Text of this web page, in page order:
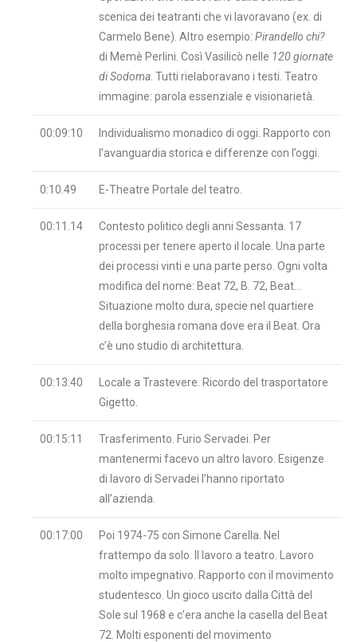
scenica dei teatranti che vi lavoravano (ex. di
Carmelo Bene). Altro esempio: Pirandello chi?
di Memè Perlini. Così Vasilicò nelle 120 giornate
di Sodoma . Tutti rielaboravano i testi. Teatro
immagine: parola essenziale e visionarietà.
00:09:10
Individualismo monadico di oggi. Rapporto con
l’avanguardia storica e differenze con l’oggi.
0:10.49 E-Theatre Portale del teatro.
00:11.14
Contesto politico degli anni Sessanta. 17
processi per tenere aperto il locale. Una parte
dei processi vinti e una parte perso. Ogni volta
modifica del nome: Beat 72, B. 72, Beat…
Situazione molto dura, specie nel quartiere
della borghesia romana dove era il Beat. Ora
c’è uno studio di architettura.
00:13:40
Locale a Trastevere. Ricordo del trasportatore
Gigetto.
00:15:11
Trasferimento. Furio Servadei. Per
mantenermi facevo un altro lavoro. Esigenze
di lavoro di Servadei l’hanno riportato
all’azienda.
00:17:00
Poi 1974-75 con Simone Carella. Nel
frattempo da solo. Il lavoro a teatro. Lavoro
molto impegnativo. Rapporto con il movimento
studentesco. Un gioco uscito dalla Città del
Sole sul 1968 e c’era anche la casella del Beat
72. Molti esponenti del movimento